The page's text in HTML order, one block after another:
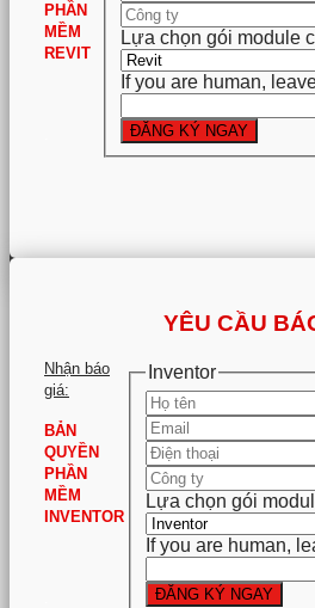
PHẦN
MỀM
REVIT
Lựa chọn gói module
If you are human,
ĐĂNG KÝ NGAY
YÊU CẦU
Nhận báo
giá:
BẢN
QUYỀN
PHẦN
MỀM
INVENTOR
Inventor
Lựa chọn gói
If you are human,
ĐĂNG KÝ NGAY